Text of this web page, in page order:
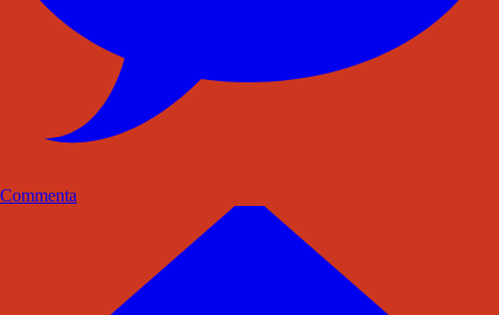
Commenta